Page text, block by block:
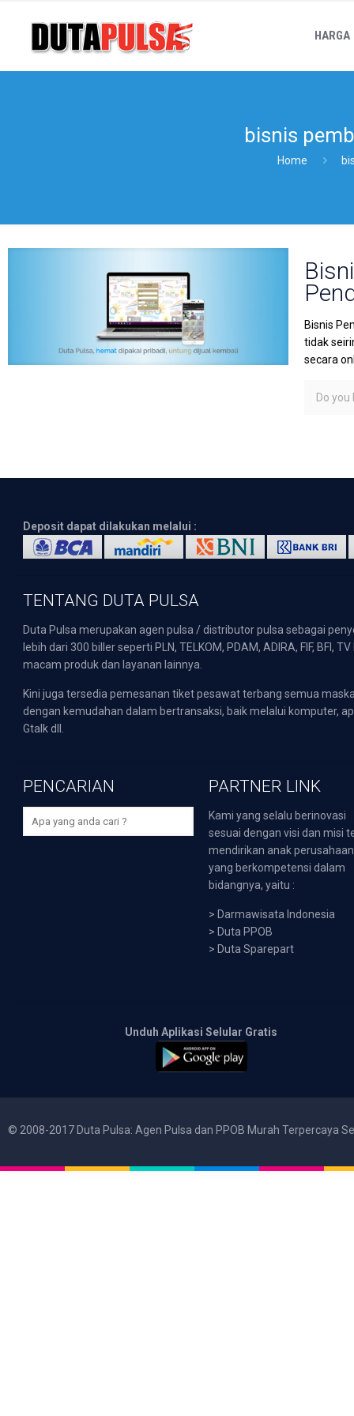
HARGA
bisnis
Home
Bisnis
tidak
secara
Do you
Deposit dapat dilakukan melalui :
TENTANG DUTA PULSA
Duta Pulsa merupakan agen pulsa / distributor pulsa sebagai
lebih dari 300 biller seperti PLN, TELKOM, PDAM, ADIRA, FIF,
macam produk dan layanan lainnya.
Kini juga tersedia pemesanan tiket pesawat terbang semua
dengan kemudahan dalam bertransaksi, baik melalui komputer,
Gtalk dll.
PENCARIAN PARTNER LINK
Kami yang selalu berinovasi
sesuai dengan visi dan misi
mendirikan anak perusahaan
yang berkompetensi dalam
bidangnya, yaitu :
> Darmawisata Indonesia
> Duta PPOB
> Duta Sparepart
Unduh Aplikasi Selular Gratis
© 2008-2017 Duta Pulsa: Agen Pulsa dan PPOB Murah Terpercaya